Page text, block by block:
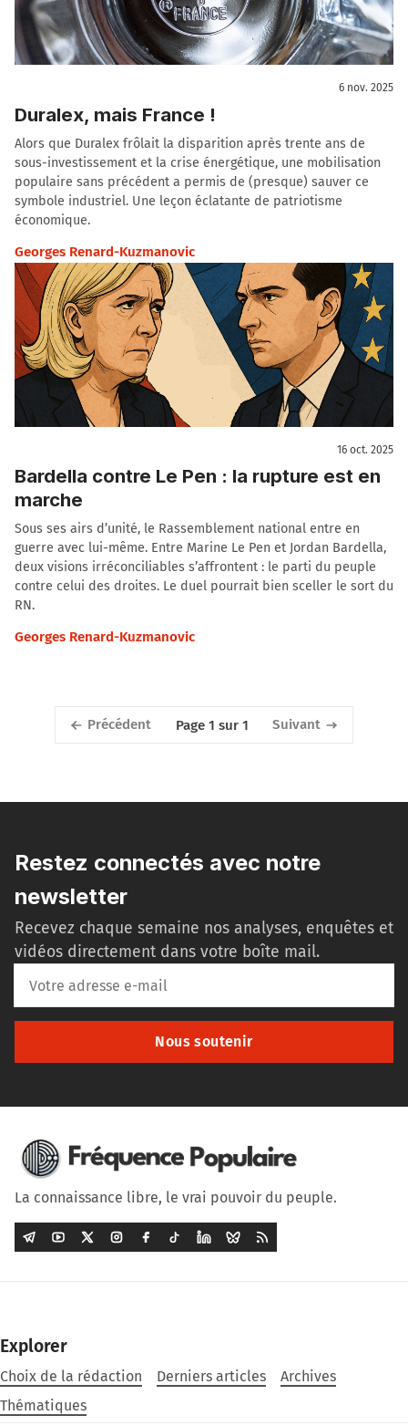
6 nov. 2025
Duralex, mais France !
Alors que Duralex frôlait la disparition après trente ans de
sous-investissement et la crise énergétique, une mobilisation
populaire sans précédent a permis de (presque) sauver ce
symbole industriel. Une leçon éclatante de patriotisme
économique.
Georges Renard-Kuzmanovic
16 oct. 2025
Bardella contre Le Pen : la rupture est en
marche
Sous ses airs d’unité, le Rassemblement national entre en
guerre avec lui-même. Entre Marine Le Pen et Jordan Bardella,
deux visions irréconciliables s’affrontent : le parti du peuple
contre celui des droites. Le duel pourrait bien sceller le sort du
RN.
Georges Renard-Kuzmanovic
Précédent Page 1 sur 1 Suivant
Restez connectés avec notre
newsletter
Recevez chaque semaine nos analyses, enquêtes et
vidéos directement dans votre boîte mail.
Nous soutenir
La connaissance libre, le vrai pouvoir du peuple.
Explorer
Choix de la rédaction Derniers articles
Archives
Thématiques